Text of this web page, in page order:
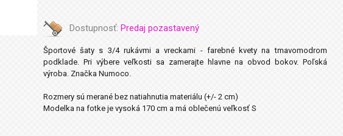
Dostupnosť: Predaj pozastavený
Športové šaty s 3/4 rukávmi a vreckami - farebné kvety na tmavomodrom
podklade. Pri výbere veľkosti sa zamerajte hlavne na obvod bokov. Poľská
výroba. Značka Numoco.
Rozmery sú merané bez natiahnutia materiálu (+/- 2 cm)
Modelka na fotke je vysoká 170 cm a má oblečenú veľkosť S